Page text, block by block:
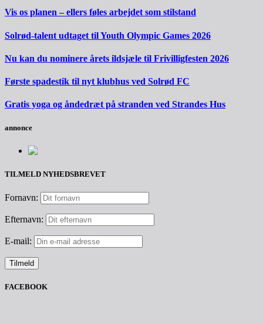
Vis os planen – ellers føles arbejdet som stilstand
Solrød-talent udtaget til Youth Olympic Games 2026
Nu kan du nominere årets ildsjæle til Frivilligfesten 2026
Første spadestik til nyt klubhus ved Solrød FC
Gratis yoga og åndedræt på stranden ved Strandes Hus
annonce
TILMELD NYHEDSBREVET
Fornavn:
Efternavn:
E-mail:
FACEBOOK